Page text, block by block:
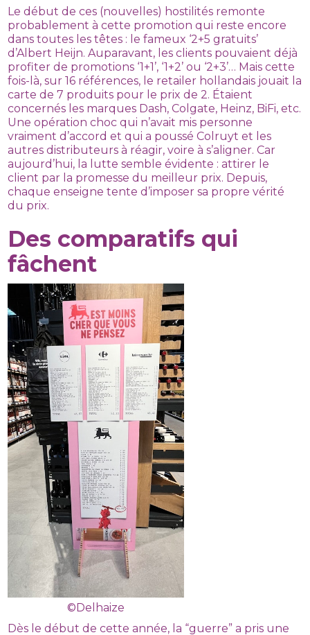
Le début de ces (nouvelles) hostilités remonte
probablement à cette promotion qui reste encore
dans toutes les têtes : le fameux ‘2+5 gratuits’
d’Albert Heijn. Auparavant, les clients pouvaient déjà
profiter de promotions ‘1+1’, ‘1+2’ ou ‘2+3’… Mais cette
fois-là, sur 16 références, le retailer hollandais jouait la
carte de 7 produits pour le prix de 2. Étaient
concernés les marques Dash, Colgate, Heinz, BiFi, etc.
Une opération choc qui n’avait mis personne
vraiment d’accord et qui a poussé Colruyt et les
autres distributeurs à réagir, voire à s’aligner. Car
aujourd’hui, la lutte semble évidente : attirer le
client par la promesse du meilleur prix. Depuis,
chaque enseigne tente d’imposer sa propre vérité
du prix.
Des comparatifs qui
fâchent
©Delhaize
Dès le début de cette année, la “guerre” a pris une